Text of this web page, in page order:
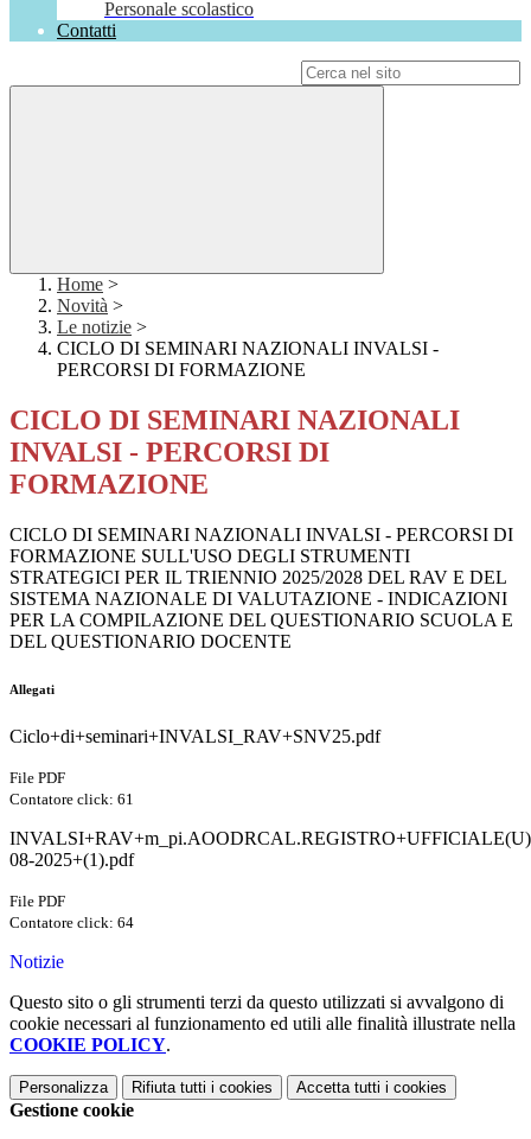
Personale scolastico
Contatti
Home >
Novità >
Le notizie >
CICLO DI SEMINARI NAZIONALI INVALSI -
PERCORSI DI FORMAZIONE
CICLO DI SEMINARI NAZIONALI
INVALSI - PERCORSI DI
FORMAZIONE
CICLO DI SEMINARI NAZIONALI INVALSI - PERCORSI DI
FORMAZIONE SULL'USO DEGLI STRUMENTI
STRATEGICI PER IL TRIENNIO 2025/2028 DEL RAV E DEL
SISTEMA NAZIONALE DI VALUTAZIONE - INDICAZIONI
PER LA COMPILAZIONE DEL QUESTIONARIO SCUOLA E
DEL QUESTIONARIO DOCENTE
Allegati
Ciclo+di+seminari+INVALSI_RAV+SNV25.pdf
File PDF
Contatore click: 61
08-2025+(1).pdf
File PDF
Contatore click: 64
Notizie
Questo sito o gli strumenti terzi da questo utilizzati si avvalgono di
cookie necessari al funzionamento ed utili alle finalità illustrate nella
COOKIE POLICY.
Personalizza Rifiuta tutti i cookies Accetta tutti i cookies
Gestione cookie